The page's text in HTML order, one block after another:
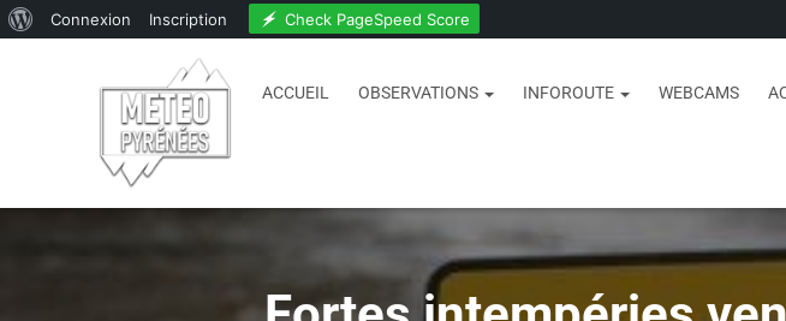
Connexion Inscription Check PageSpeed Score
ACCUEIL OBSERVATIONS INFOROUTE WEBCAMS